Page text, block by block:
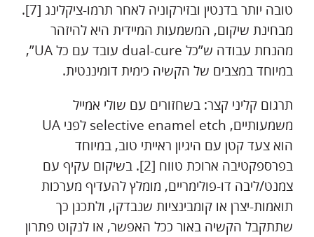
טובה יותר בדנטין ובזירקוניה לאחר תרמו-ציקלינג [7].
מבחינת שיקום, המשמעות המיידית היא להיזהר
מהנחת עבודה ש”כל dual-cure עובד עם כל UA”,
במיוחד במצבים של הקשיה כימית דומיננטית.
תרגום קליני קצר: בשחזורים עם שולי אמייל
משמעותיים, selective enamel etch לפני UA
הוא צעד קטן עם היגיון ראייתי טוב, במיוחד
בפרספקטיבה ארוכת טווח [2]. בשיקום עקיף עם
צמנט/ליבה דו-פולימריים, מומלץ להעדיף מערכות
תואמות-יצרן או קומבינציות שנבדקו, ולתכנן כך
שתתקבל הקשיה באור ככל האפשר, או לנקוט פתרון